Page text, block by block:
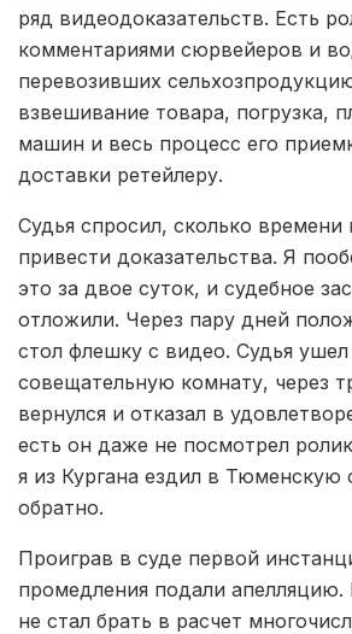
ряд видеодоказательств. Есть
комментариями сюрвейеров и
перевозивших
взвешивание товара, погрузка,
машин и весь процесс его
доставки ретейлеру.
Судья спросил, сколько
привести доказательства. Я
это за двое суток, и судебное
отложили. Через пару дней
стол флешку с видео. Судья
совещательную комнату, через
вернулся и отказал в
есть он даже не посмотрел
я из Кургана ездил в Тюменскую
обратно.
Проиграв в суде первой
промедления подали апелляцию.
не стал брать в расчет